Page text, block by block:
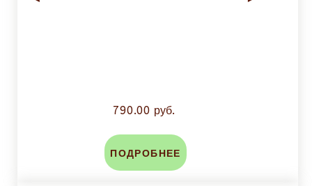
790.00 руб.
ПОДРОБНЕЕ